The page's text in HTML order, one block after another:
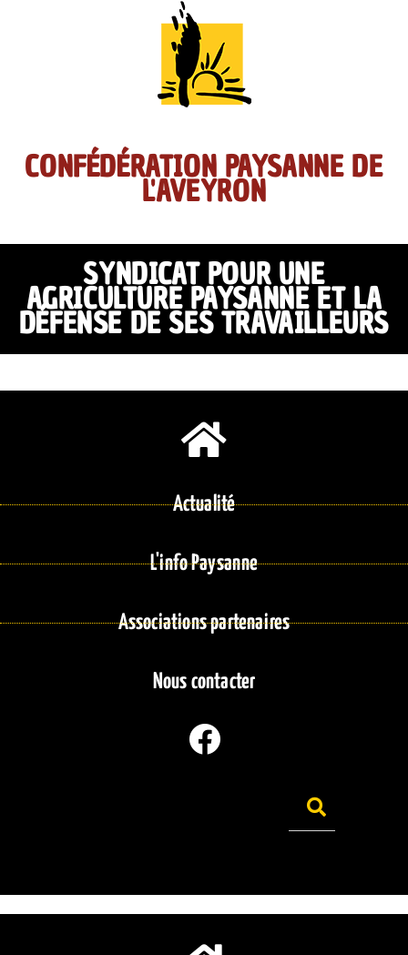
CONFÉDÉRATION PAYSANNE DE
L'AVEYRON
SYNDICAT POUR UNE
AGRICULTURE PAYSANNE ET LA
DÉFENSE DE SES TRAVAILLEURS
Actualité
L'info Paysanne
Associations partenaires
Nous contacter